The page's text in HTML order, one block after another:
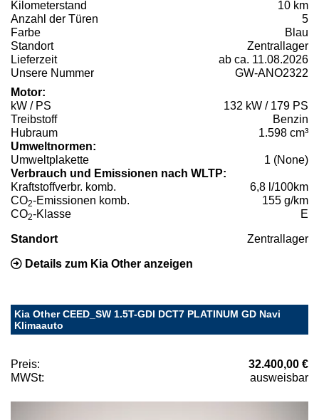
Kilometerstand
10 km
Anzahl der Türen
5
Farbe
Blau
Standort
Zentrallager
Lieferzeit
ab ca. 11.08.2026
Unsere Nummer
GW-ANO2322
Motor:
kW / PS
132 kW / 179 PS
Treibstoff
Benzin
Hubraum
1.598 cm³
Umweltnormen:
Umweltplakette
1 (None)
Verbrauch und Emissionen nach WLTP:
Kraftstoffverbr. komb.
6,8 l/100km
CO2-Emissionen komb.
155 g/km
CO2-Klasse E
Standort Zentrallager
Details zum Kia Other anzeigen
Kia Other CEED_SW 1.5T-GDI DCT7 PLATINUM GD Navi
Klimaauto
Preis:
32.400,00 €
MWSt:
ausweisbar